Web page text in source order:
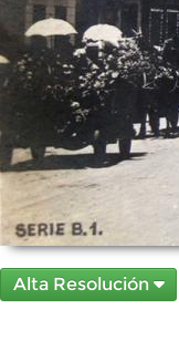
Alta Resolución